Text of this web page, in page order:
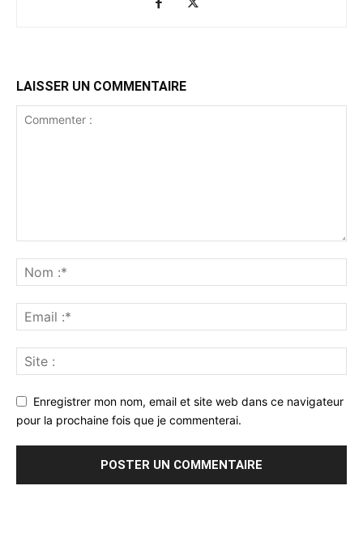
LAISSER UN COMMENTAIRE
Enregistrer mon nom, email et site web dans ce navigateur
pour la prochaine fois que je commenterai.